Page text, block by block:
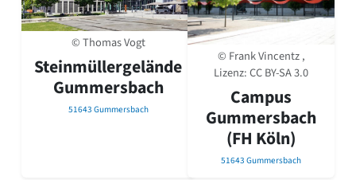
Kontakt
Impressum
Datenschutz
Suchbegriff eingeben
© Thomas Vogt
Steinmüllergelände
Gummersbach
51643 Gummersbach
© Frank Vincentz ,
Lizenz:CC BY-SA 3.0
Campus
Gummersbach
(FH Köln)
51643 Gummersbach